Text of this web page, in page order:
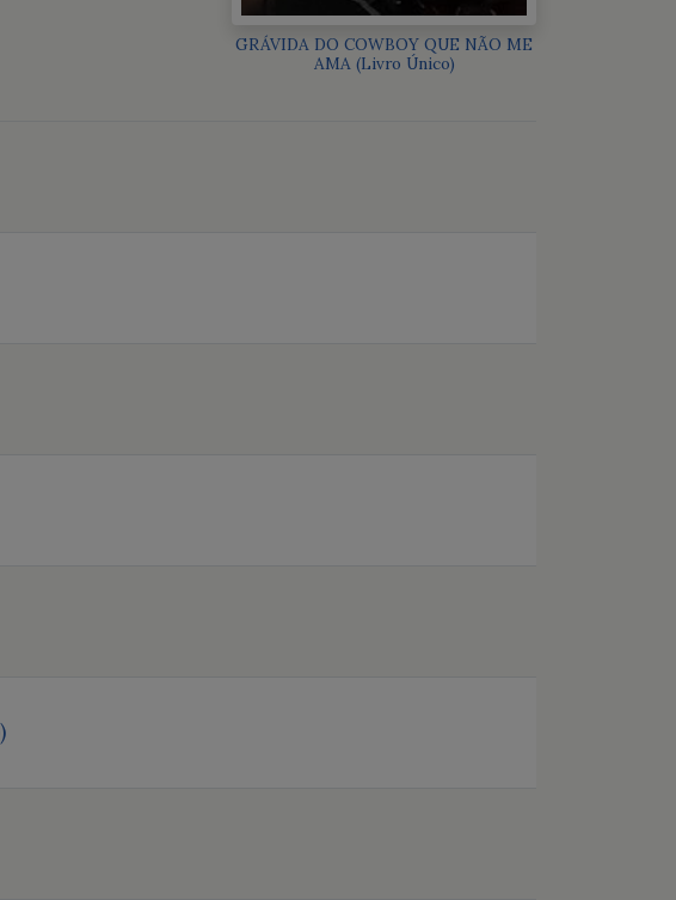
GRÁVIDA DO COWBOY QUE NÃO ME
AMA (Livro Único)